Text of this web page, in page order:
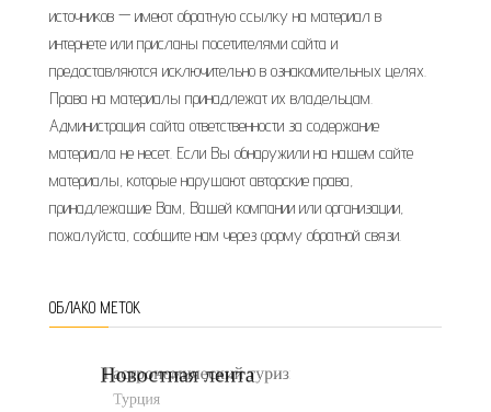
источников — имеют обратную ссылку на материал в
интернете или присланы посетителями сайта и
предоставляются исключительно в ознакомительных целях.
Права на материалы принадлежат их владельцам.
Администрация сайта ответственности за содержание
материала не несет. Если Вы обнаружили на нашем сайте
материалы, которые нарушают авторские права,
принадлежащие Вам, Вашей компании или организации,
пожалуйста, сообщите нам через форму обратной связи.
ОБЛАКО МЕТОК